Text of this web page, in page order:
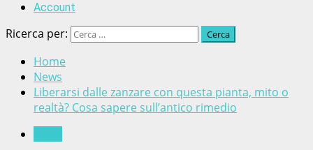
Account
Ricerca per:
Home
News
Liberarsi dalle zanzare con questa pianta, mito o
realtà? Cosa sapere sull’antico rimedio